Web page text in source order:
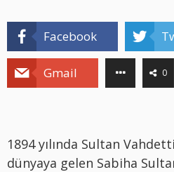
Facebook
Gmail 0
1894 yılında Sultan
dünyaya gelen Sabiha